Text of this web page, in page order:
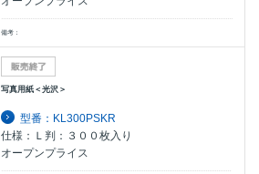
備考：
写真用紙＜光沢＞
型番：KL300PSKR
仕様：Ｌ判：３００枚入り
オープンプライス